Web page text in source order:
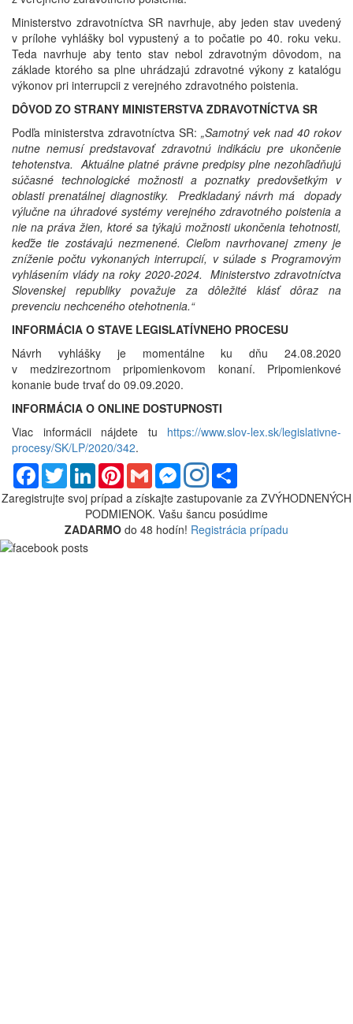
Ministerstvo zdravotníctva SR navrhuje, aby jeden stav uvedený
v prílohe vyhlášky bol vypustený a to počatie po 40. roku veku.
Teda navrhuje aby tento stav nebol zdravotným dôvodom, na
základe ktorého sa plne uhrádzajú zdravotné výkony z katalógu
výkonov pri interrupcii z verejného zdravotného poistenia.
DÔVOD ZO STRANY MINISTERSTVA ZDRAVOTNÍCTVA SR
Podľa ministerstva zdravotníctva SR: „Samotný vek nad 40 rokov
nutne nemusí predstavovať zdravotnú indikáciu pre ukončenie
tehotenstva. Aktuálne platné právne predpisy plne nezohľadňujú
súčasné technologické možnosti a poznatky predovšetkým v
oblasti prenatálnej diagnostiky. Predkladaný návrh má dopady
výlučne na úhradové systémy verejného zdravotného poistenia a
nie na práva žien, ktoré sa týkajú možnosti ukončenia tehotnosti,
keďže tie zostávajú nezmenené. Cieľom navrhovanej zmeny je
zníženie počtu vykonaných interrupcií, v súlade s Programovým
vyhlásením vlády na roky 2020-2024. Ministerstvo zdravotníctva
Slovenskej republiky považuje za dôležité klásť dôraz na
prevenciu nechceného otehotnenia.“
INFORMÁCIA O STAVE LEGISLATÍVNEHO PROCESU
Návrh vyhlášky je momentálne ku dňu 24.08.2020
v medzirezortnom pripomienkovom konaní. Pripomienkové
konanie bude trvať do 09.09.2020.
INFORMÁCIA O ONLINE DOSTUPNOSTI
Viac informácii nájdete tu https://www.slov-lex.sk/legislativne-
procesy/SK/LP/2020/342.
Facebook
TwitterLinkedInPinterestGmail Messenger
Zaregistrujte svoj prípad a získajte zastupovanie za ZVÝHODNENÝCH
PODMIENOK. Vašu šancu posúdime
ZADARMO do 48 hodín! Registrácia prípadu